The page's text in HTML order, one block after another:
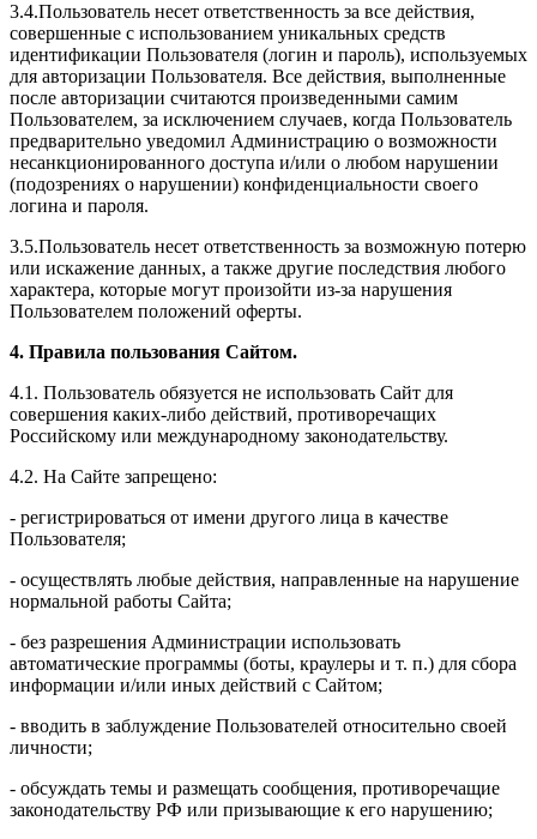
3.4.Пользователь несет ответственность за все действия,
совершенные с использованием уникальных средств
идентификации Пользователя (логин и пароль), используемых
для авторизации Пользователя. Все действия, выполненные
после авторизации считаются произведенными самим
Пользователем, за исключением случаев, когда Пользователь
предварительно уведомил Администрацию о возможности
несанкционированного доступа и/или о любом нарушении
(подозрениях о нарушении) конфиденциальности своего
логина и пароля.
3.5.Пользователь несет ответственность за возможную потерю
или искажение данных, а также другие последствия любого
характера, которые могут произойти из-за нарушения
Пользователем положений оферты.
4. Правила пользования Сайтом.
4.1. Пользователь обязуется не использовать Сайт для
совершения каких-либо действий, противоречащих
Российскому или международному законодательству.
4.2. На Сайте запрещено:
- регистрироваться от имени другого лица в качестве
Пользователя;
- осуществлять любые действия, направленные на нарушение
нормальной работы Сайта;
- без разрешения Администрации использовать
автоматические программы (боты, краулеры и т. п.) для сбора
информации и/или иных действий с Сайтом;
- вводить в заблуждение Пользователей относительно своей
личности;
- обсуждать темы и размещать сообщения, противоречащие
законодательству РФ или призывающие к его нарушению;